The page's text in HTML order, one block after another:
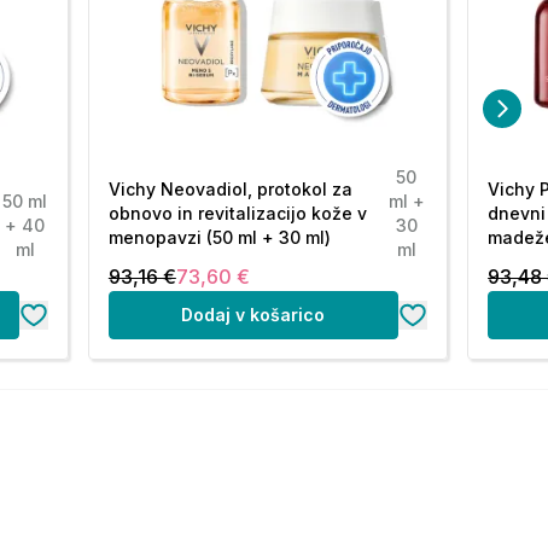
50 ml
+ 40
ml
Vichy Neovadiol, protokol za
obnovo in revitalizacijo kože v
menopavzi (50 ml + 30 ml)
50
ml +
30
ml
93,16 €73,60 €
Dodaj v košarico
Vichy
93,48